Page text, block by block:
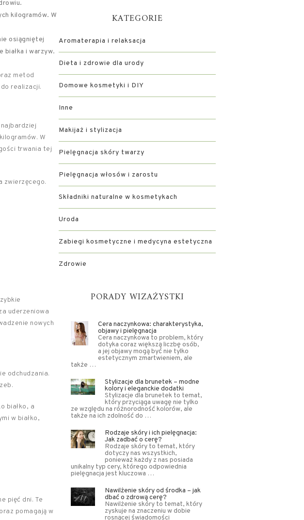
kilogramów. W
osiągniętej
białka i warzyw.
metod
realizacji.
W
trwania tej
zwierzęcego.
uderzeniowa
nowych
odchudzania.
białko, a
w białko,
pięć dni. Te
pomagają w
KATEGORIE
Aromaterapia i relaksacja
Dieta i zdrowie dla urody
Domowe kosmetyki i DIY
Inne
Makijaż i stylizacja
Pielęgnacja skóry twarzy
Pielęgnacja włosów i zarostu
Składniki naturalne w kosmetykach
Uroda
Zabiegi kosmetyczne i medycyna estetyczna
Zdrowie
PORADY WIZAŻYSTKI
Cera naczynkowa: charakterystyka,
objawy i pielęgnacja
Cera naczynkowa to problem, który
dotyka coraz większą liczbę osób,
a jej objawy mogą być nie tylko
estetycznym zmartwieniem, ale
także …
Stylizacje dla brunetek – modne
kolory i eleganckie dodatki
Stylizacje dla brunetek to temat,
który przyciąga uwagę nie tylko
ze względu na różnorodność kolorów, ale
także na ich zdolność do …
Rodzaje skóry i ich pielęgnacja:
Jak zadbać o cerę?
Rodzaje skóry to temat, który
dotyczy nas wszystkich,
ponieważ każdy z nas posiada
unikalny typ cery, którego odpowiednia
pielęgnacja jest kluczowa …
Nawilżenie skóry od środka – jak
dbać o zdrową cerę?
Nawilżenie skóry to temat, który
zyskuje na znaczeniu w dobie
rosnącej świadomości